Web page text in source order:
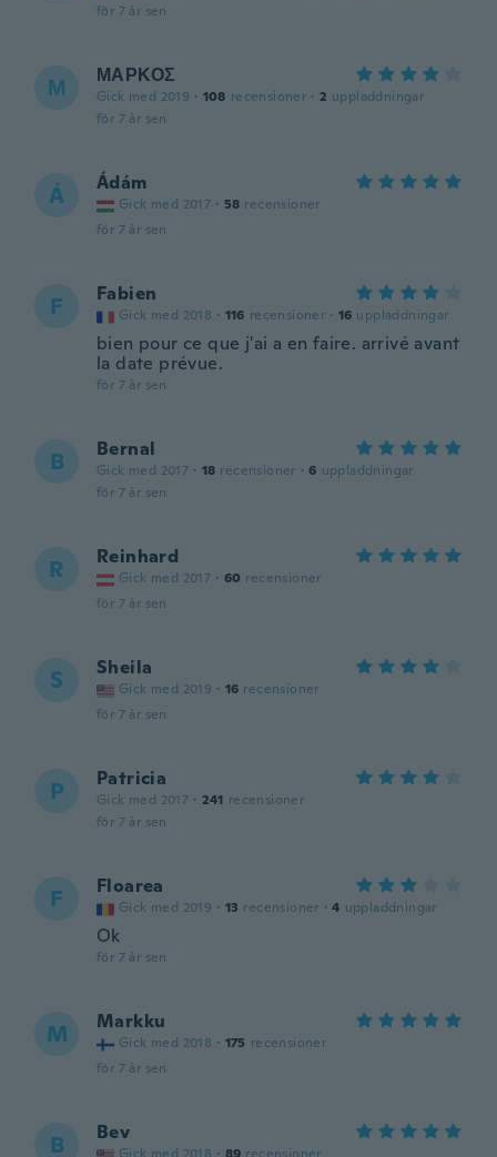
för 7 år sen
Μ ΜΑΡΚΟΣ
Gick med 2019 · 108 recensioner · 2 uppladdningar
för 7 år sen
Á Ádám
Gick med 2017 · 58 recensioner
för 7 år sen
F Fabien
Gick med 2018 · 116 recensioner · 16 uppladdningar
bien pour ce que j'ai a en faire. arrivé avant
la date prévue.
för 7 år sen
B Bernal
Gick med 2017 · 18 recensioner · 6 uppladdningar
för 7 år sen
R Reinhard
Gick med 2017 · 60 recensioner
för 7 år sen
S Sheila
Gick med 2019 · 16 recensioner
för 7 år sen
P Patricia
Gick med 2017 · 241 recensioner
för 7 år sen
F Floarea
Gick med 2019 · 13 recensioner · 4 uppladdningar
Ok
för 7 år sen
M Markku
Gick med 2018 · 175 recensioner
för 7 år sen
B Bev